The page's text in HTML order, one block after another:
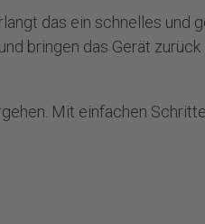
das ein schnelles und
bringen das Gerät zurück
Mit einfachen